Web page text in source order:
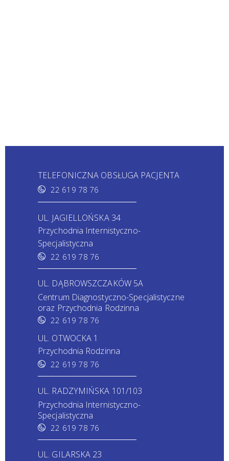
TELEFONICZNA OBSŁUGA PACJENTA
22 619 78 76
UL. JAGIELLOŃSKA 34
Przychodnia Internistyczno-
Specjalistyczna
22 619 78 76
UL. DĄBROWSZCZAKÓW 5A
Centrum Diagnostyczno-Specjalistyczne
oraz Przychodnia Rodzinna
22 619 78 76
UL. OTWOCKA 1
Przychodnia Rodzinna
22 619 78 76
UL. RADZYMIŃSKA 101/103
Przychodnia Internistyczno-
Specjalistyczna
22 619 78 76
UL. GILARSKA 23